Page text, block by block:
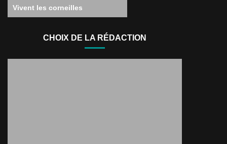
Vivent les corneilles
CHOIX DE LA RÉDACTION